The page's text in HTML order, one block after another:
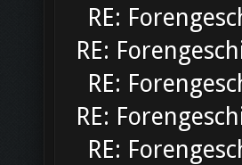
RE:
RE:
RE:
RE:
RE: